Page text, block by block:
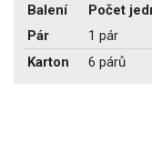
Balení Počet
Pár
1 pár
Karton
6 párů